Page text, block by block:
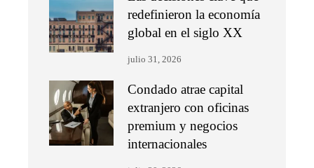
redefinieron la economía
global en el siglo XX
julio 31, 2026
Condado atrae capital
extranjero con oficinas
premium y negocios
internacionales